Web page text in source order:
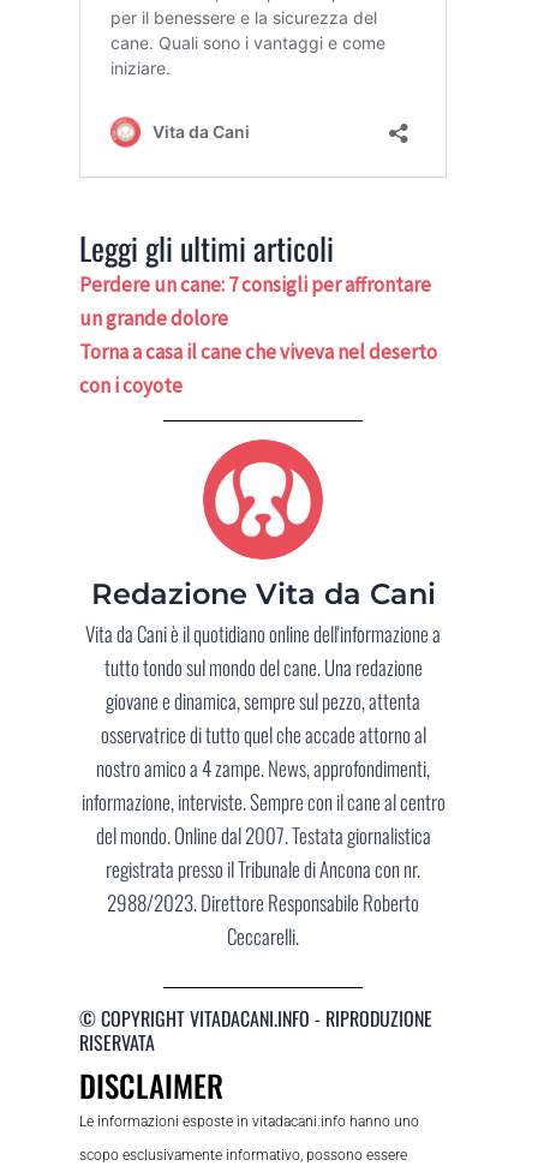
Leggi gli ultimi articoli
Perdere un cane: 7 consigli per affrontare
un grande dolore
Torna a casa il cane che viveva nel deserto
con i coyote
Redazione Vita da Cani
Vita da Cani è il quotidiano online dell'informazione a
tutto tondo sul mondo del cane. Una redazione
giovane e dinamica, sempre sul pezzo, attenta
osservatrice di tutto quel che accade attorno al
nostro amico a 4 zampe. News, approfondimenti,
informazione, interviste. Sempre con il cane al centro
del mondo. Online dal 2007. Testata giornalistica
registrata presso il Tribunale di Ancona con nr.
2988/2023. Direttore Responsabile Roberto
Ceccarelli.
© COPYRIGHT VITADACANI.INFO - RIPRODUZIONE
RISERVATA
DISCLAIMER
Le informazioni esposte in vitadacani.info hanno uno
scopo esclusivamente informativo, possono essere